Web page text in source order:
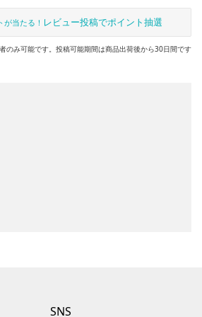
が当たる！ レビュー投稿でポイント抽選
のみ可能です。投稿可能期間は商品出荷後から30日間です
SNS